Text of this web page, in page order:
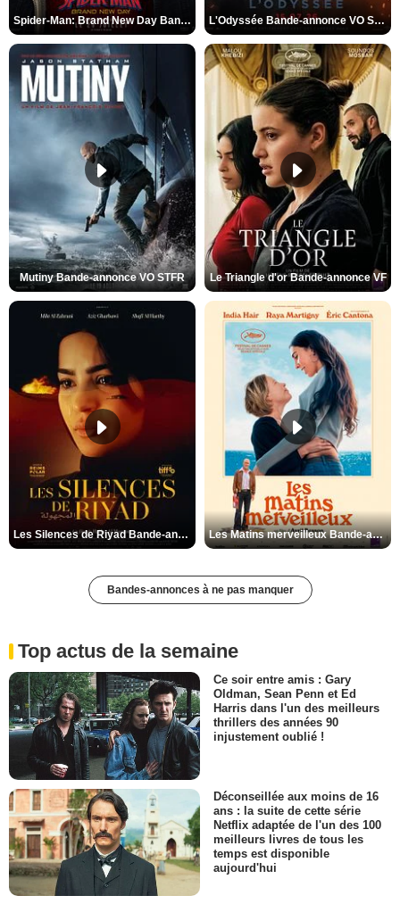
Spider-Man: Brand New Day Bande-annonce VO STFR L'Odyssée Bande-annonce VO STFR
Mutiny Bande-annonce VO STFR Le Triangle d'or Bande-annonce VF
Les Silences de Riyad Bande-annonce VO STFR Les Matins merveilleux Bande-annonce VF
Bandes-annonces à ne pas manquer
Top actus de la semaine
Ce soir entre amis : Gary
Oldman, Sean Penn et Ed
Harris dans l'un des meilleurs
thrillers des années 90
injustement oublié !
Déconseillée aux moins de 16
ans : la suite de cette série
Netflix adaptée de l'un des 100
meilleurs livres de tous les
temps est disponible
aujourd'hui